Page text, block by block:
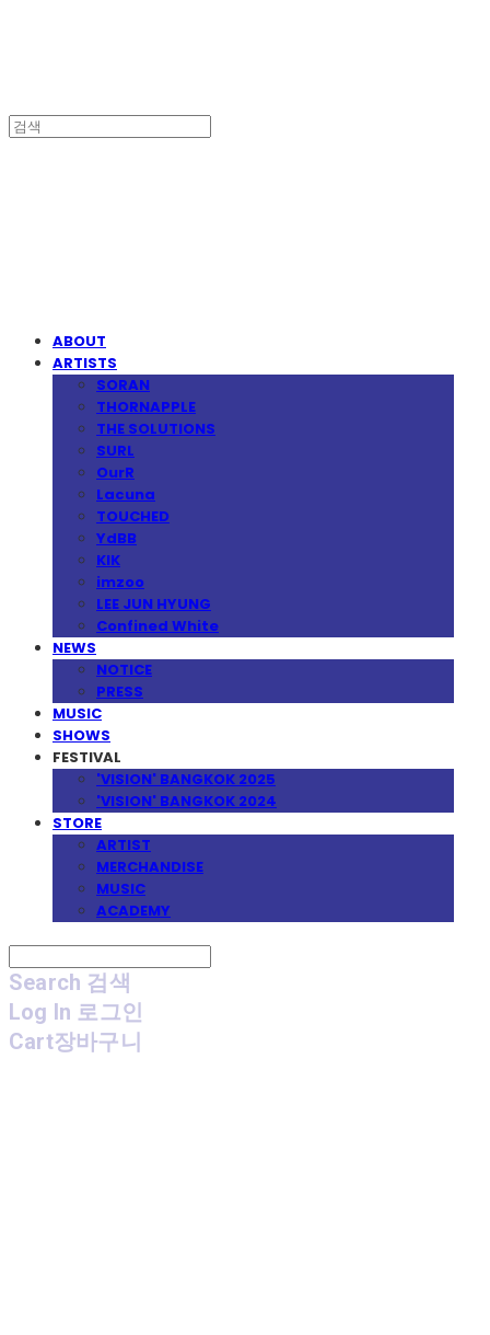
ABOUT
ARTISTS
SORAN
THORNAPPLE
THE SOLUTIONS
SURL
OurR
Lacuna
TOUCHED
YdBB
KIK
imzoo
LEE JUN HYUNG
Confined White
NEWS
NOTICE
PRESS
MUSIC
SHOWS
FESTIVAL
'VISION' BANGKOK 2025
'VISION' BANGKOK 2024
STORE
ARTIST
MERCHANDISE
MUSIC
ACADEMY
Search 검색
Log In 로그인
Cart장바구니